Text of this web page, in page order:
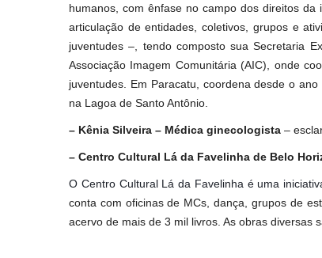
humanos, com ênfase no campo dos direitos
articulação de entidades, coletivos, grupos e
juventudes –, tendo composto sua Secretaria
Associação Imagem Comunitária (AIC), onde
juventudes. Em Paracatu, coordena desde o
na Lagoa de Santo Antônio.
– Kênia Silveira – Médica ginecologista –
– Centro Cultural Lá da Favelinha de Belo
O Centro Cultural Lá da Favelinha é uma
conta com oficinas de MCs, dança, grupos de
acervo de mais de 3 mil livros. As obras diversas